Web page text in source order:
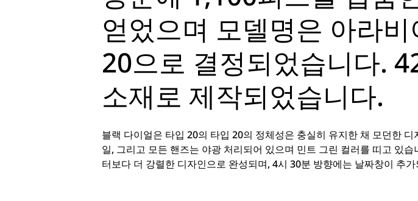
얻었으며 모델명은 아라
20으로 결정되었습니다.
소재로 제작되었습니다.
블랙 다이얼은 타입 20의 타입 20의 정체성은 충실히 유지한 채 모던한
일, 그리고 모든 핸즈는 야광 처리되어 있으며 민트 그린 컬러를 띠고 있
터보다 더 강렬한 디자인으로 완성되며, 4시 30분 방향에는 날짜창이 추